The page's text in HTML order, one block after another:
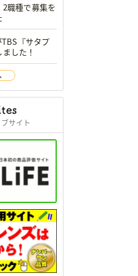
2職種で募集を
『サタプ
した！
サイト